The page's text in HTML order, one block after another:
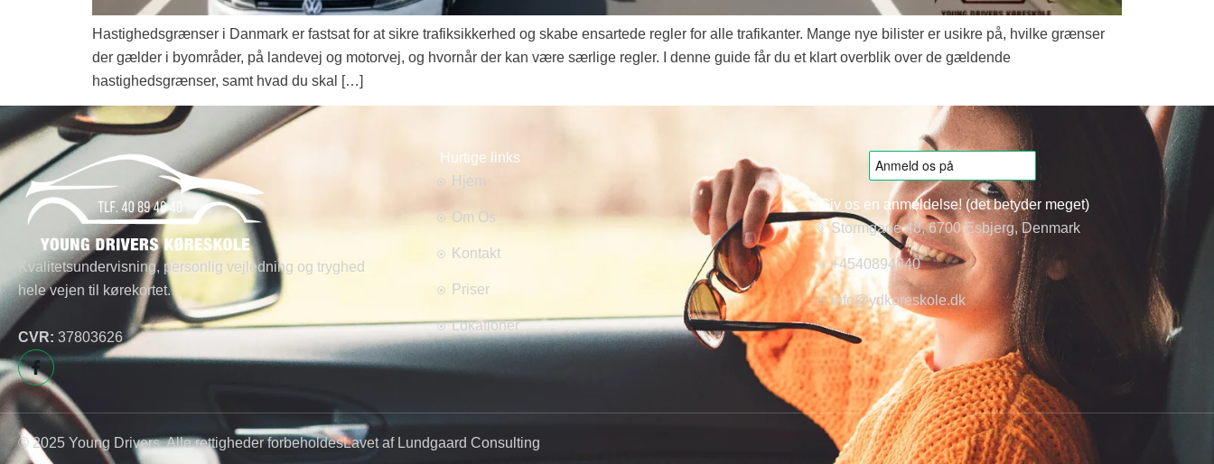
Hastighedsgrænser i Danmark er fastsat for at sikre trafiksikkerhed og skabe ensartede regler for alle trafikanter. Mange nye bilister er usikre på, hvilke grænser
der gælder i byområder, på landevej og motorvej, og hvornår der kan være særlige regler. I denne guide får du et klart overblik over de gældende
hastighedsgrænser, samt hvad du skal […]
Kvalitetsundervisning, personlig vejledning og tryghed
hele vejen til kørekortet.
CVR: 37803626
Hurtige links
Hjem
Om Os
Kontakt
Priser
Lokationer
Giv os en anmeldelse! (det betyder meget)
Stormgade 48, 6700 Esbjerg, Denmark
+4540894640
info@ydkoreskole.dk
© 2025 Young Drivers. Alle rettigheder forbeholdesLavet af Lundgaard Consulting